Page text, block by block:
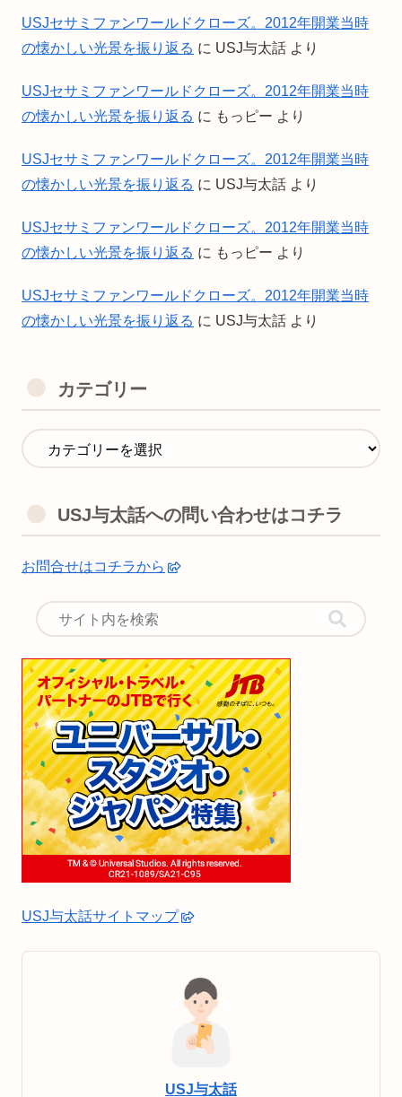
USJセサミファンワールドクローズ。2012年開業当時
の懐かしい光景を振り返る に USJ与太話 より
USJセサミファンワールドクローズ。2012年開業当時
の懐かしい光景を振り返る に もっピー より
USJセサミファンワールドクローズ。2012年開業当時
の懐かしい光景を振り返る に USJ与太話 より
USJセサミファンワールドクローズ。2012年開業当時
の懐かしい光景を振り返る に もっピー より
USJセサミファンワールドクローズ。2012年開業当時
の懐かしい光景を振り返る に USJ与太話 より
カテゴリー
USJ与太話への問い合わせはコチラ
お問合せはコチラから
USJ与太話サイトマップ
USJ与太話